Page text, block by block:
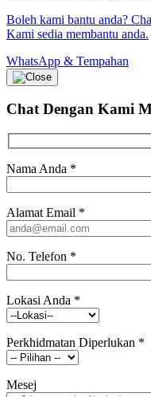
Boleh kami bantu anda?
Kami sedia membantu anda.
WhatsApp & Tempahan
Chat Dengan Kami
Nama Anda *
Alamat Email *
No. Telefon *
Lokasi Anda *
Perkhidmatan Diperlukan *
Mesej